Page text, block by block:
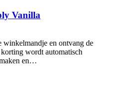
Vanilla
winkelmandje en ontvang de
wordt automatisch
en…